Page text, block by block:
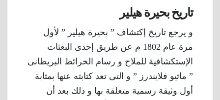
تاريخ بحيرة هيلير
و يرجع تاريخ إكتشاف ” بحيرة هيلير ” لأول
مرة عام 1802 م عن طريق إحدى البعثات
الإستكشافية للملاح و رسام الخرائط البريطانى
” ماثيو فلايندرز ” و التى تعد كتابته عنها بمثابة
أول وثيقة رسمية متعلقة بها و ذلك بعد أن